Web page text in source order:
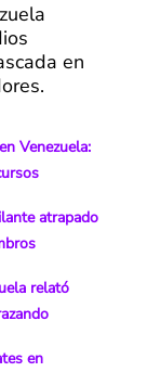
en
Venezuela:
atrapado
relató
en